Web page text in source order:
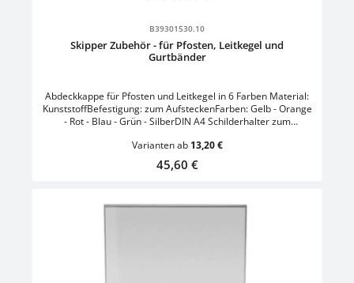
B39301530.10
Skipper Zubehör - für Pfosten, Leitkegel und
Gurtbänder
Abdeckkappe für Pfosten und Leitkegel in 6 Farben Material:
KunststoffBefestigung: zum AufsteckenFarben: Gelb - Orange
- Rot - Blau - Grün - SilberDIN A4 Schilderhalter zum
hochSchraubzwingen-Halterung zum Befestigen von
AbsperrgurtenMaterial: KunststoffMontageort: PfostenFarbe:
Schwarz/OrangeKordelband-Halterung zum Befestigen von
Sammelbehälter und Abfallsackhalterung zum Befestigen an
Varianten ab13,20 €
Regulärer Preis:
45,60 €